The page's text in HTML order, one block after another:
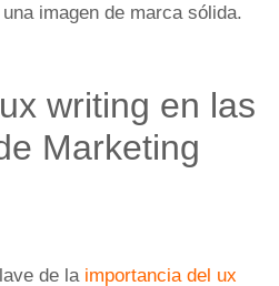
imagen de marca sólida.
writing en las
Marketing
de la importancia del ux